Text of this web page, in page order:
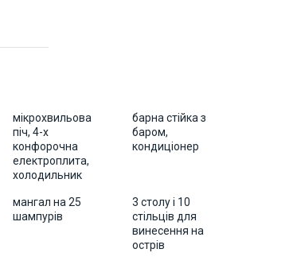
мікрохвильова
піч, 4-х
конфорочна
електроплита,
холодильник
барна стійка з
баром,
кондиціонер
мангал на 25
шампурів
3 столу і 10
стільців для
винесення на
острів